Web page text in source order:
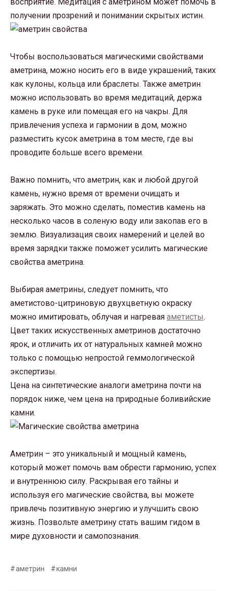
получении прозрений и понимании скрытых истин.
Чтобы воспользоваться магическими свойствами
аметрина, можно носить его в виде украшений, таких
как кулоны, кольца или браслеты. Также аметрин
можно использовать во время медитаций, держа
камень в руке или помещая его на чакры. Для
привлечения успеха и гармонии в дом, можно
разместить кусок аметрина в том месте, где вы
проводите больше всего времени.
Важно помнить, что аметрин, как и любой другой
камень, нужно время от времени очищать и
заряжать. Это можно сделать, поместив камень на
несколько часов в соленую воду или закопав его в
землю. Визуализация своих намерений и целей во
время зарядки также поможет усилить магические
свойства аметрина.
Выбирая аметрины, следует помнить, что
аметистово-цитриновую двухцветную окраску
можно имитировать, облучая и нагревая аметисты.
Цвет таких искусственных аметринов достаточно
ярок, и отличить их от натуральных камней можно
только с помощью непростой геммологической
экспертизы.
Цена на синтетические аналоги аметрина почти на
порядок ниже, чем цена на природные боливийские
камни.
Аметрин – это уникальный и мощный камень,
который может помочь вам обрести гармонию, успех
и внутреннюю силу. Раскрывая его тайны и
используя его магические свойства, вы можете
привлечь позитивную энергию и улучшить свою
жизнь. Позвольте аметрину стать вашим гидом в
мире духовности и самопознания.
аметрин камни